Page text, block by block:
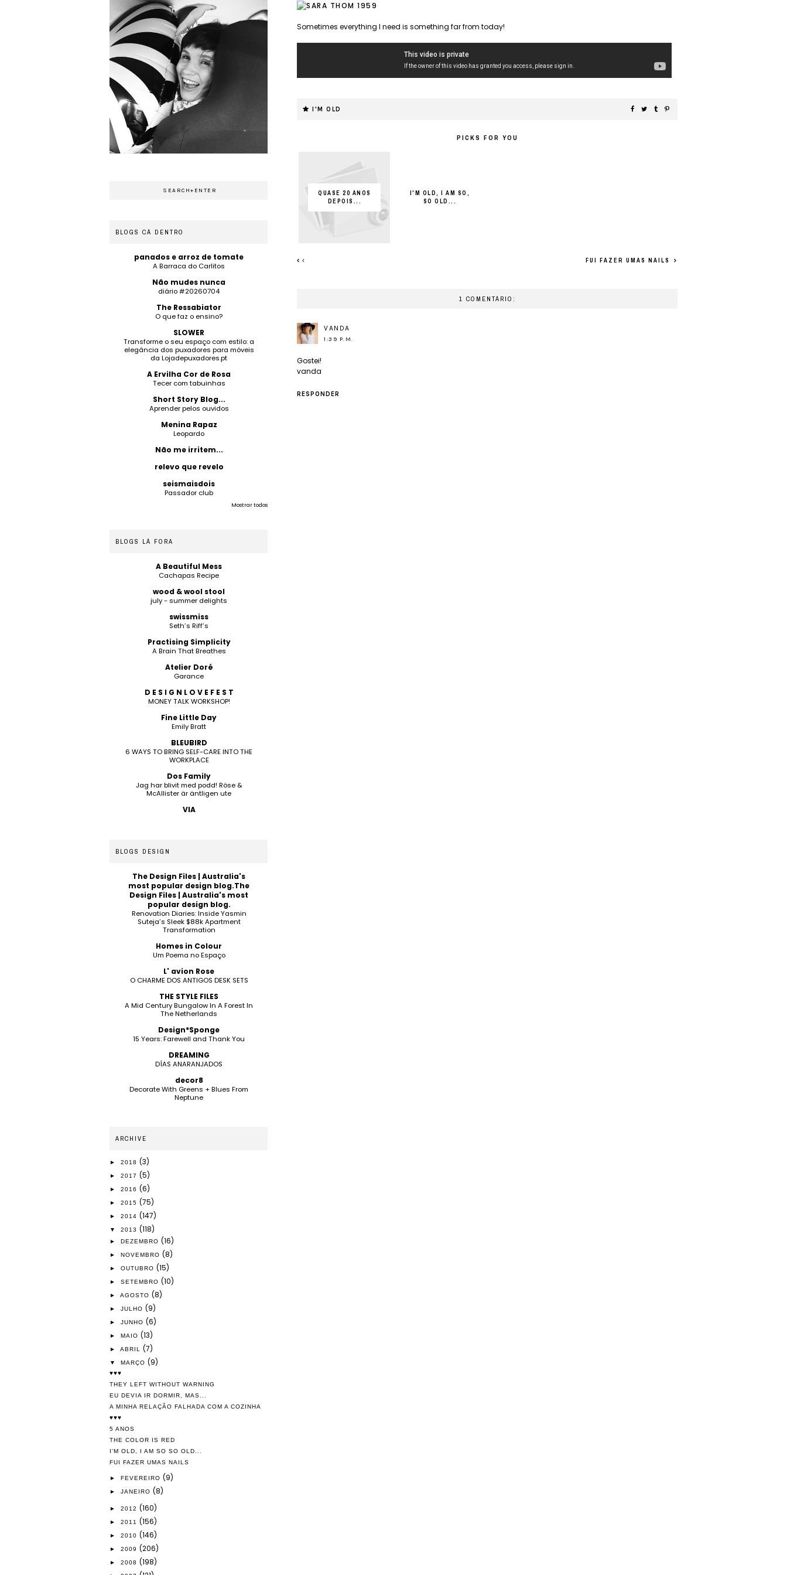
Sometimes everything I need is something far from today!
I'M OLD
PICKS FOR YOU
QUASE 20 ANOS
DEPOIS...
I'M OLD, I AM SO,
SO OLD...
FUI FAZER UMAS NAILS
1 COMENTÁRIO:
VANDA
1:39 P.M.
Gostei!
vanda
RESPONDER
BLOGS CÁ DENTRO
panados e arroz de tomate
A Barraca do Carlitos
Não mudes nunca
diário #20260704
The Ressabiator
O que faz o ensino?
SLOWER
Transforme o seu espaço com estilo: a
elegância dos puxadores para móveis
da Lojadepuxadores.pt
A Ervilha Cor de Rosa
Tecer com tabuinhas
Short Story Blog...
Aprender pelos ouvidos
Menina Rapaz
Leopardo
Não me irritem...
relevo que revelo
seismaisdois
Passador club
Mostrar todos
BLOGS LÁ FORA
A Beautiful Mess
Cachapas Recipe
wood & wool stool
july - summer delights
swissmiss
Seth’s Riff’s
Practising Simplicity
A Brain That Breathes
Atelier Doré
Garance
D E S I G N L O V E F E S T
MONEY TALK WORKSHOP!
Fine Little Day
Emily Bratt
BLEUBIRD
6 WAYS TO BRING SELF-CARE INTO THE
WORKPLACE
Dos Family
Jag har blivit med podd! Röse &
McAllister är äntligen ute
VIA
BLOGS DESIGN
The Design Files | Australia's
most popular design blog.The
Design Files | Australia's most
popular design blog.
Renovation Diaries: Inside Yasmin
Suteja’s Sleek $88k Apartment
Transformation
Homes in Colour
Um Poema no Espaço
L' avion Rose
O CHARME DOS ANTIGOS DESK SETS
THE STYLE FILES
A Mid Century Bungalow In A Forest In
The Netherlands
Design*Sponge
15 Years: Farewell and Thank You
DREAMING
DÍAS ANARANJADOS
decor8
Decorate With Greens + Blues From
Neptune
ARCHIVE
► 2018 (3)
► 2017 (5)
► 2016 (6)
► 2015 (75)
► 2014 (147)
▼ 2013 (118)
► DEZEMBRO (16)
► NOVEMBRO (8)
► OUTUBRO (15)
► SETEMBRO (10)
► AGOSTO (8)
► JULHO (9)
► JUNHO (6)
► MAIO (13)
► ABRIL (7)
▼ MARÇO (9)
♥♥♥
THEY LEFT WITHOUT WARNING
EU DEVIA IR DORMIR, MAS...
A MINHA RELAÇÃO FALHADA COM A COZINHA
♥♥♥
5 ANOS
THE COLOR IS RED
I'M OLD, I AM SO SO OLD...
FUI FAZER UMAS NAILS
► FEVEREIRO (9)
► JANEIRO (8)
► 2012 (160)
► 2011 (156)
► 2010 (146)
► 2009 (206)
► 2008 (198)